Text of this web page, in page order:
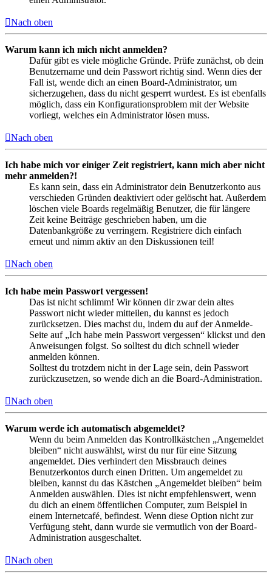
Nach oben
Warum kann ich mich nicht anmelden?
Dafür gibt es viele mögliche Gründe. Prüfe zunächst, ob dein
Benutzername und dein Passwort richtig sind. Wenn dies der
Fall ist, wende dich an einen Board-Administrator, um
sicherzugehen, dass du nicht gesperrt wurdest. Es ist ebenfalls
möglich, dass ein Konfigurationsproblem mit der Website
vorliegt, welches ein Administrator lösen muss.
Nach oben
Ich habe mich vor einiger Zeit registriert, kann mich aber nicht
mehr anmelden?!
Es kann sein, dass ein Administrator dein Benutzerkonto aus
verschieden Gründen deaktiviert oder gelöscht hat. Außerdem
löschen viele Boards regelmäßig Benutzer, die für längere
Zeit keine Beiträge geschrieben haben, um die
Datenbankgröße zu verringern. Registriere dich einfach
erneut und nimm aktiv an den Diskussionen teil!
Nach oben
Ich habe mein Passwort vergessen!
Das ist nicht schlimm! Wir können dir zwar dein altes
Passwort nicht wieder mitteilen, du kannst es jedoch
zurücksetzen. Dies machst du, indem du auf der Anmelde-
Seite auf „Ich habe mein Passwort vergessen“ klickst und den
Anweisungen folgst. So solltest du dich schnell wieder
anmelden können.
Solltest du trotzdem nicht in der Lage sein, dein Passwort
zurückzusetzen, so wende dich an die Board-Administration.
Nach oben
Warum werde ich automatisch abgemeldet?
Wenn du beim Anmelden das Kontrollkästchen „Angemeldet
bleiben“ nicht auswählst, wirst du nur für eine Sitzung
angemeldet. Dies verhindert den Missbrauch deines
Benutzerkontos durch einen Dritten. Um angemeldet zu
bleiben, kannst du das Kästchen „Angemeldet bleiben“ beim
Anmelden auswählen. Dies ist nicht empfehlenswert, wenn
du dich an einem öffentlichen Computer, zum Beispiel in
einem Internetcafé, befindest. Wenn diese Option nicht zur
Verfügung steht, dann wurde sie vermutlich von der Board-
Administration ausgeschaltet.
Nach oben